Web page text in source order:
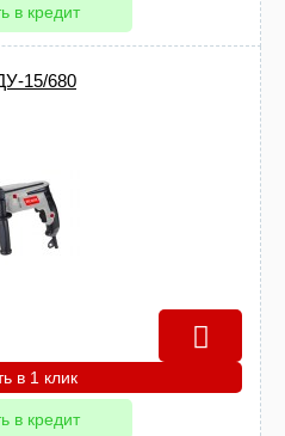
в кредит
15/680
в 1 клик
в кредит